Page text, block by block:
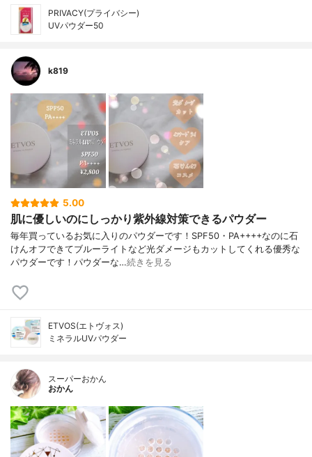
PRIVACY(プライバシー)
UVパウダー50
k819
5.00
肌に優しいのにしっかり紫外線対策できるパウダー
毎年買っているお気に入りのパウダーです！SPF50・PA++++なのに石
けんオフできてブルーライトなど光ダメージもカットしてくれる優秀な
パウダーです！パウダーな…続きを見る
ETVOS(エトヴォス)
ミネラルUVパウダー
スーパーおかん
おかん